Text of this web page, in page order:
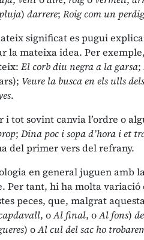
pluja) darrere; Roig com un
significat es pugui
la mateixa idea. Per
El corb diu negra a la garsa;
Veure la busca en els ulls
.
i tot sovint canvia l’ordre o
; Dina poc i sopa d’hora i et
del primer vers del refrany.
en general juguen
Per tant, hi ha molta
peces, que, malgrat
, oAl final, oAl fons)
) oAl cul del sac ho